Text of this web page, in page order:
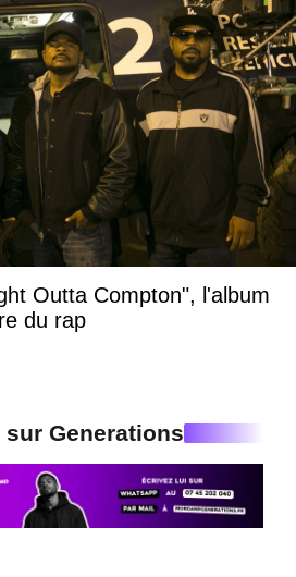
Outta Compton", l'album
du rap
Generations